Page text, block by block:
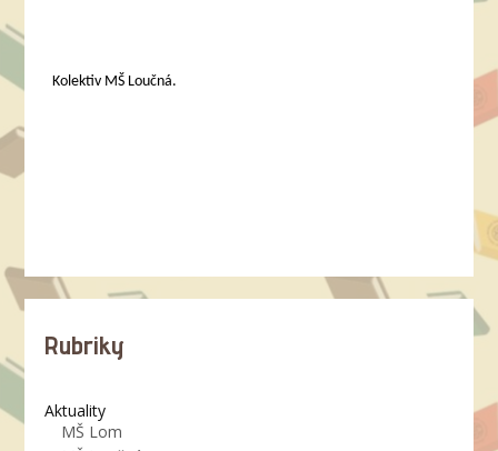
Kolektiv MŠ Loučná.
Rubriky
Aktuality
MŠ Lom